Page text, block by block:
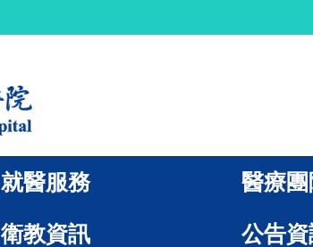
就醫服務 醫療
衛教資訊 公告